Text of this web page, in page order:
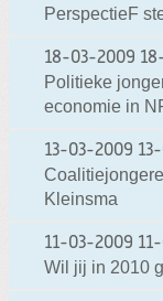
PerspectieF
18-03-2009
Politieke
economie in
13-03-2009
Kleinsma
11-03-2009
Wil jij in 2010